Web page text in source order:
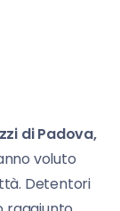
di Padova,
voluto
Detentori